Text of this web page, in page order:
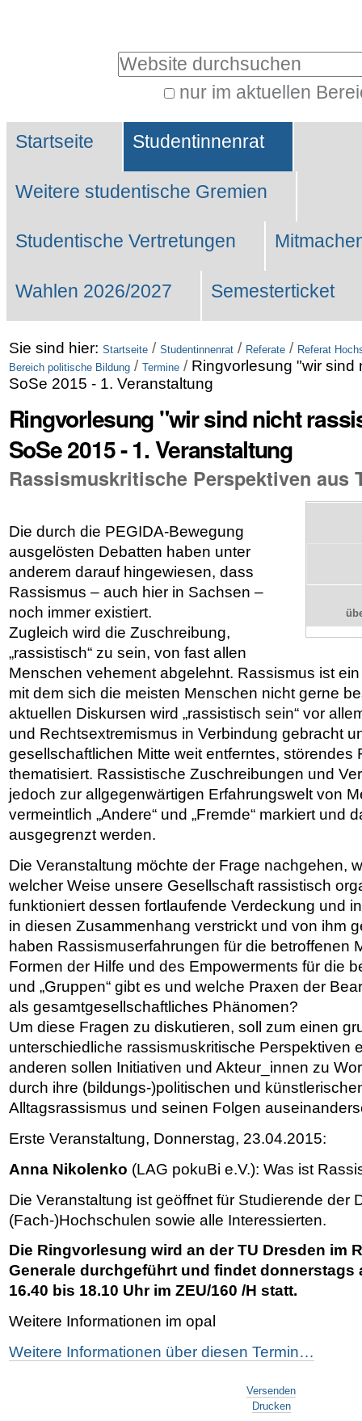
Website durchsuchen
nur im aktuellen
Suche…
Sektionen
Startseite Studentinnenrat
Weitere studentische Gremien
Studentische Vertretungen
Wahlen 2026/2027 Semesterticket
Sie sind hier: Startseite / Studentinnenrat / Referate / Referat
Bereich politische Bildung / Termine / Ringvorlesung "wir sind
SoSe 2015 - 1. Veranstaltung
Ringvorlesung "wir sind nicht
SoSe 2015 - 1. Veranstaltung
Rassismuskritische Perspektiven aus
Die durch die PEGIDA-Bewegung
ausgelösten Debatten haben unter
anderem darauf hingewiesen, dass
Rassismus – auch hier in Sachsen –
noch immer existiert.
Zugleich wird die Zuschreibung,
„rassistisch“ zu sein, von fast allen
Menschen vehement abgelehnt. Rassismus ist
mit dem sich die meisten Menschen nicht gerne
aktuellen Diskursen wird „rassistisch sein“ vor
und Rechtsextremismus in Verbindung gebracht
gesellschaftlichen Mitte weit entferntes, störendes
thematisiert. Rassistische Zuschreibungen und
jedoch zur allgegenwärtigen Erfahrungswelt von
vermeintlich „Andere“ und „Fremde“ markiert und
ausgegrenzt werden.
Die Veranstaltung möchte der Frage nachgehen,
welcher Weise unsere Gesellschaft rassistisch
funktioniert dessen fortlaufende Verdeckung und
in diesen Zusammenhang verstrickt und von ihm
haben Rassismuserfahrungen für die betroffenen
Formen der Hilfe und des Empowerments für die
und „Gruppen“ gibt es und welche Praxen der
als gesamtgesellschaftliches Phänomen?
Um diese Fragen zu diskutieren, soll zum einen
unterschiedliche rassismuskritische Perspektiven
anderen sollen Initiativen und Akteur_innen zu
durch ihre (bildungs-)politischen und
Alltagsrassismus und seinen Folgen
Erste Veranstaltung, Donnerstag, 23.04.2015:
Anna Nikolenko (LAG pokuBi e.V.): Was ist
Die Veranstaltung ist geöffnet für Studierende der
(Fach-)Hochschulen sowie alle Interessierten.
Die Ringvorlesung wird an der TU Dresden im
Generale durchgeführt und findet donnerstags
16.40 bis 18.10 Uhr im ZEU/160 /H statt.
Weitere Informationen im opal
Weitere Informationen über diesen Termin…
Versenden
Drucken